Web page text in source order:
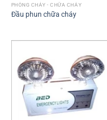
PHÒNG CHÁY - CHỮA CHÁY
Đầu phun chữa cháy